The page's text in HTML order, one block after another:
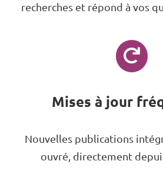
recherches et répond à vos
Mises à jour
Nouvelles publications
ouvré, directement